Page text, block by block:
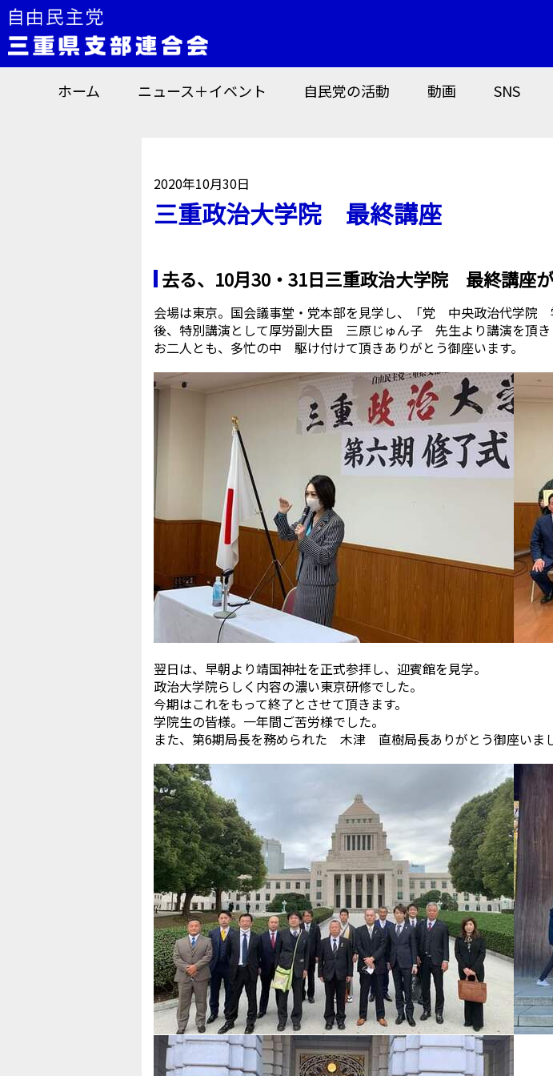
ホーム ニュース＋イベント 自民党の活動 動画 SNS
2020年10月30日
三重政治大学院 最終講座
去る、10月30・31日三重政治大学院 最終講座が
会場は東京。国会議事堂・党本部を見学し、「党 中央政治代学
後、特別講演として厚労副大臣 三原じゅん子 先生より講演を頂き
お二人とも、多忙の中 駆け付けて頂きありがとう御座います。
翌日は、早朝より靖国神社を正式参拝し、迎賓館を見学。
政治大学院らしく内容の濃い東京研修でした。
今期はこれをもって終了とさせて頂きます。
学院生の皆様。一年間ご苦労様でした。
また、第6期局長を務められた 木津 直樹局長ありがとう御座いまし